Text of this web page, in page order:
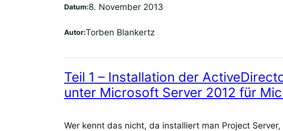
Datum:8. November 2013
Autor:Torben Blankertz
Teil 1 – Installation der
unter Microsoft Server 2012 für
Wer kennt das nicht, da installiert man Project